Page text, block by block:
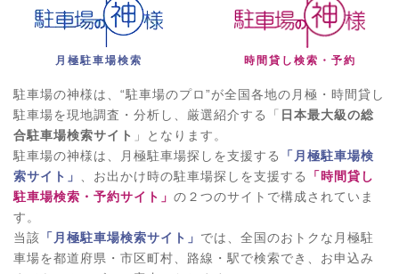
月極駐車場検索 時間貸し検索・予約
駐車場の神様は、“駐車場のプロ”が全国各地の月極・時間貸し
駐車場を現地調査・分析し、厳選紹介する「 日本最大級の総
合駐車場検索サイト 」となります。
駐車場の神様は、月極駐車場探しを支援する
「月極駐車場検
索サイト」
、お出かけ時の駐車場探しを支援する
「時間貸し
駐車場検索・予約サイト」 の２つのサイトで構成されていま
す。
当該 「月極駐車場検索サイト」 では、全国のおトクな月極駐
車場を都道府県・市区町村、路線・駅で検索でき、お申込み